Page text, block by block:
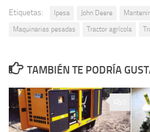
Etiquetas: Ipesa John Deere
Maquinarias pesadas
Tractor agrícola
TAMBIÉN TE PODRÍA